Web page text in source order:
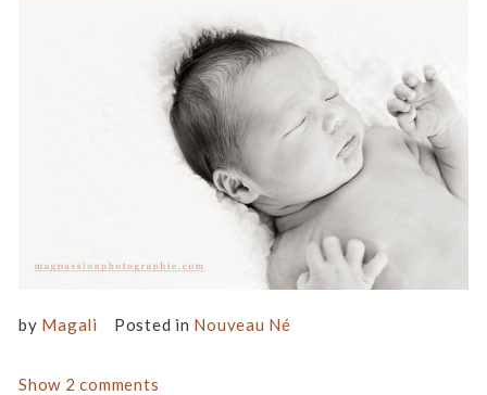
by Magali Posted in Nouveau Né
Show 2 comments